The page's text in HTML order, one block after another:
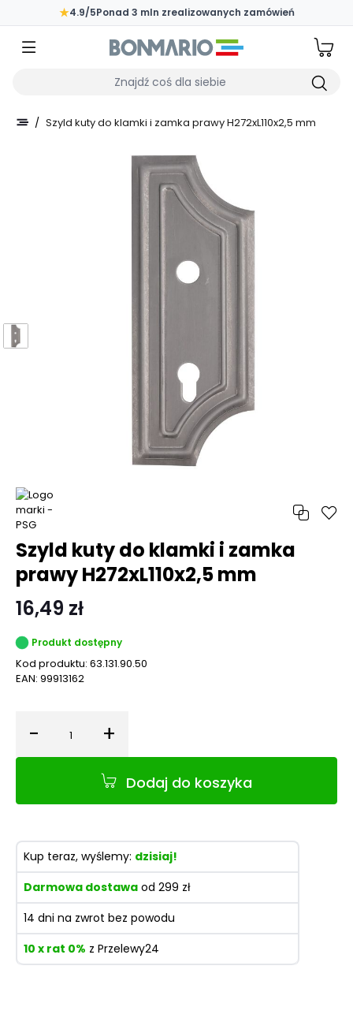
Przejdź do głównej zawartości strony
★4.9/5Ponad 3 mln zrealizowanych zamówień
Wpisz czego szukasz
/ Szyld kuty do klamki i zamka prawy H272xL110x2,5 mm
Szyld kuty do klamki i zamka
prawy H272xL110x2,5 mm
16,49 zł
Produkt dostępny
Kod produktu: 63.131.90.50
EAN: 99913162
- Ilość +
Dodaj do koszyka
Kup teraz, wyślemy: dzisiaj!
Darmowa dostawa od 299 zł
14 dni na zwrot bez powodu
10 x rat 0% z Przelewy24